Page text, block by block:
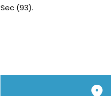
Sec (93).